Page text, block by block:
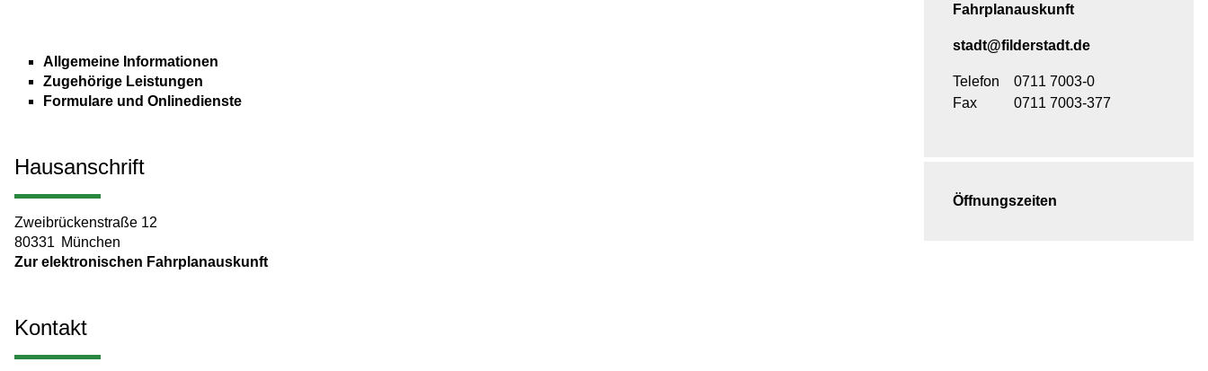
Allgemeine Informationen
Zugehörige Leistungen
Formulare und Onlinedienste
Hausanschrift
Zweibrückenstraße 12
80331 München
Zur elektronischen Fahrplanauskunft
Kontakt
Fahrplanauskunft
stadt@filderstadt.de
Telefon
0711 7003-0
Fax
0711 7003-377
Öffnungszeiten